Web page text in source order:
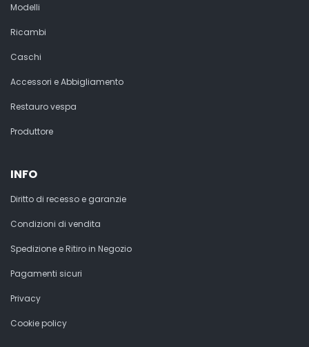
Modelli
Ricambi
Caschi
Accessori e Abbigliamento
Restauro vespa
Produttore
INFO
Diritto di recesso e garanzie
Condizioni di vendita
Spedizione e Ritiro in Negozio
Pagamenti sicuri
Privacy
Cookie policy